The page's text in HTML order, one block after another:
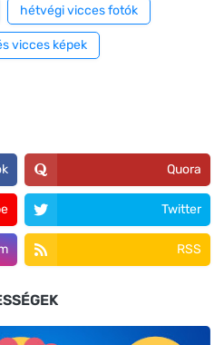
hétvégi vicces fotók
vicces képek
Quora
Twitter
RSS